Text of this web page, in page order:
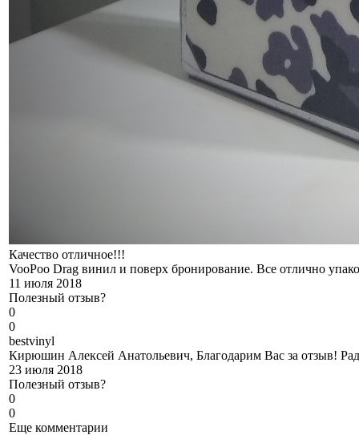
Качество отличное!!!
VooPoo Drag винил и поверх бронирование. Все отлично
11 июля 2018
Полезный отзыв?
0
0
bestvinyl
Кирюшин Алексей Анатольевич, Благодарим Вас за отзыв!
23 июля 2018
Полезный отзыв?
0
0
Еще комментарии